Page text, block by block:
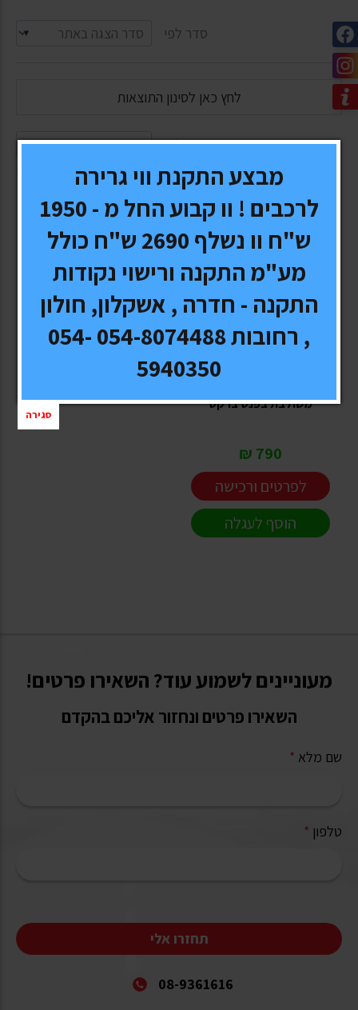
סדר לפי
לחץ כאן לסינון התוצאות
סדר לפי
DAN ZIV
משולבת בפנס ברקס
790 ₪
לפרטים ורכישה
הוסף לעגלה
מעוניינים לשמוע עוד? השאירו פרטים!
השאירו פרטים ונחזור אליכם בהקדם
שם מלא *
טלפון *
תחזרו אלי
08-9361616
מבצע התקנת ווי גרירה
לרכבים ! וו קבוע החל מ - 1950
ש"ח וו נשלף 2690 ש"ח כולל
מע"מ התקנה ורישוי נקודות
התקנה - חדרה , אשקלון, חולון
, רחובות 054-8074488 054-
5940350
סגירה